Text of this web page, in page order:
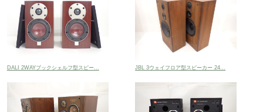
DALI 2WAYブックシェルフ型スピー... JBL 3ウェイフロア型スピーカー 24...